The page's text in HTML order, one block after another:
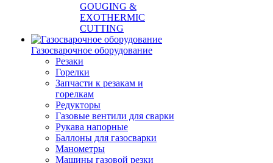
GOUGING &
EXOTHERMIC
CUTTING
Газосварочное оборудование
Резаки
Горелки
Запчасти к резакам и
горелкам
Редукторы
Газовые вентили для сварки
Рукава напорные
Баллоны для газосварки
Манометры
Машины газовой резки